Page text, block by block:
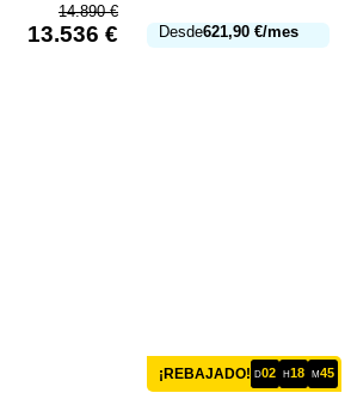
14.890€
13.536 € Desde621,90 €/mes
¡REBAJADO! D02 H18 M45